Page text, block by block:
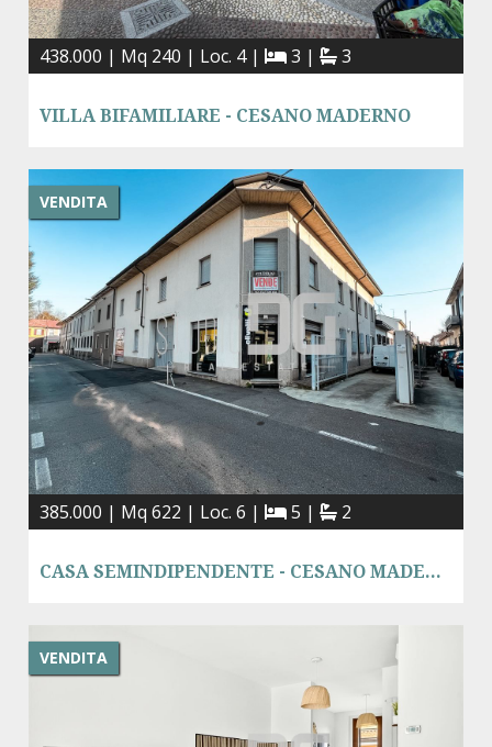
438.000 | Mq 240 | Loc. 4 | 3 | 3
VILLA BIFAMILIARE - CESANO MADERNO
VENDITA
385.000 | Mq 622 | Loc. 6 | 5 | 2
CASA SEMINDIPENDENTE - CESANO MADERNO
VENDITA